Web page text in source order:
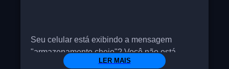
Seu celular está exibindo a mensagem
"armazenamento cheio"? Você não está
sozinho. Milhões de usuários enfrentam o
LER MAIS